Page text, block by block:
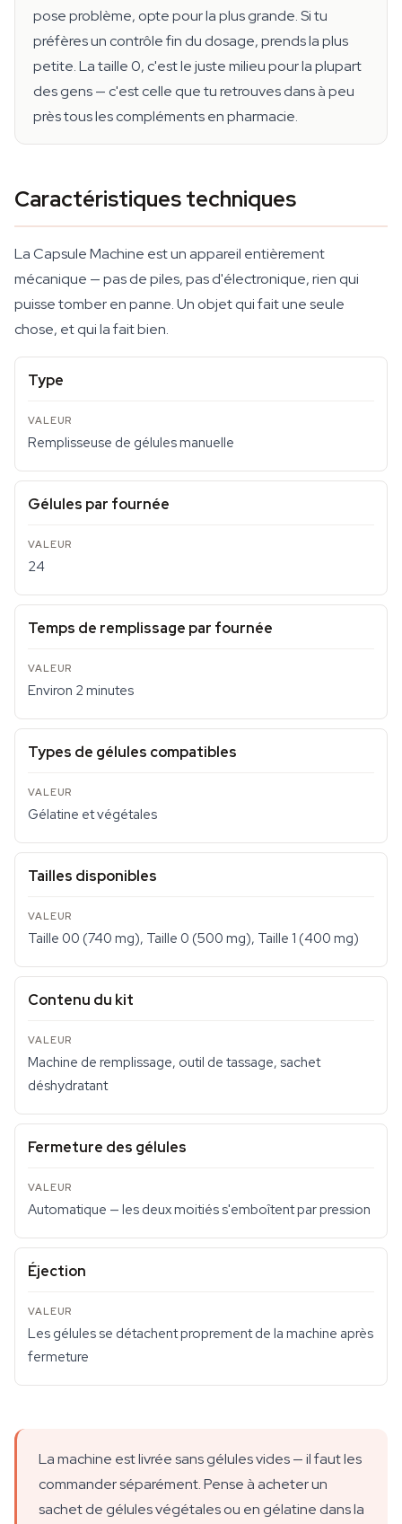
pose problème, opte pour la plus grande. Si tu
préfères un contrôle fin du dosage, prends la plus
petite. La taille 0, c'est le juste milieu pour la plupart
des gens — c'est celle que tu retrouves dans à peu
près tous les compléments en pharmacie.
Caractéristiques techniques
La Capsule Machine est un appareil entièrement
mécanique — pas de piles, pas d'électronique, rien qui
puisse tomber en panne. Un objet qui fait une seule
chose, et qui la fait bien.
Type
Remplisseuse de gélules manuelle
Gélules par fournée
24
Temps de remplissage par fournée
Environ 2 minutes
Types de gélules compatibles
Gélatine et végétales
Tailles disponibles
Taille 00 (740 mg), Taille 0 (500 mg), Taille 1 (400 mg)
Contenu du kit
Machine de remplissage, outil de tassage, sachet
déshydratant
Fermeture des gélules
Automatique — les deux moitiés s'emboîtent par pression
Éjection
Les gélules se détachent proprement de la machine après
fermeture
La machine est livrée sans gélules vides — il faut les
commander séparément. Pense à acheter un
sachet de gélules végétales ou en gélatine dans la